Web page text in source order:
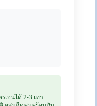
จนได้ 2-3 เท่า